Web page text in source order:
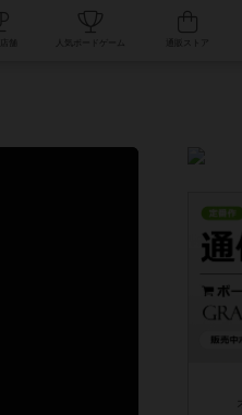
人気ボードゲーム